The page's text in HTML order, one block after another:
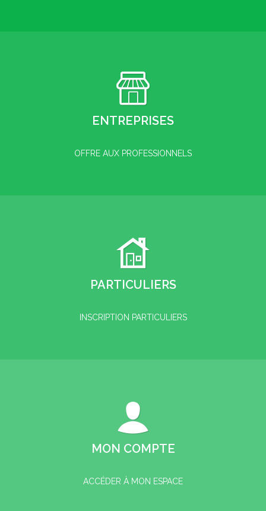
ENTREPRISES
OFFRE AUX PROFESSIONNELS
PARTICULIERS
INSCRIPTION PARTICULIERS
MON COMPTE
ACCÉDER À MON ESPACE